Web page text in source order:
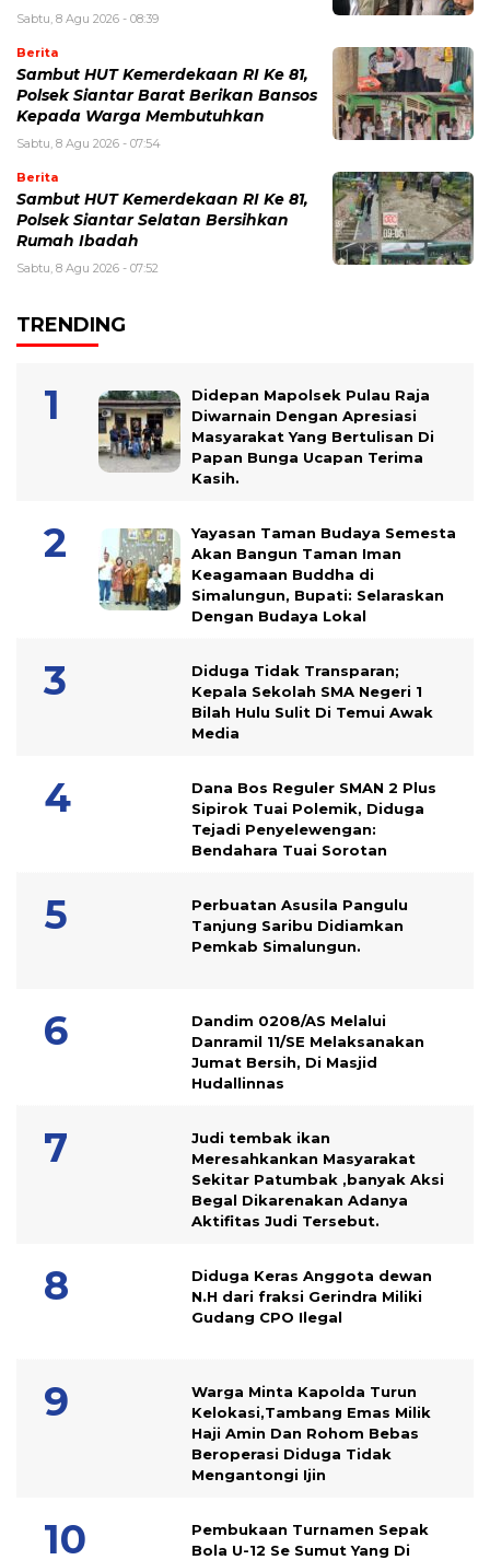
Sabtu, 8 Agu 2026 - 08:39
Berita
Sambut HUT Kemerdekaan RI Ke 81,
Polsek Siantar Barat Berikan Bansos
Kepada Warga Membutuhkan
Sabtu, 8 Agu 2026 - 07:54
Berita
Sambut HUT Kemerdekaan RI Ke 81,
Polsek Siantar Selatan Bersihkan
Rumah Ibadah
Sabtu, 8 Agu 2026 - 07:52
TRENDING
Didepan Mapolsek Pulau Raja
Diwarnain Dengan Apresiasi
Masyarakat Yang Bertulisan Di
Papan Bunga Ucapan Terima
Kasih.
Yayasan Taman Budaya Semesta
Akan Bangun Taman Iman
Keagamaan Buddha di
Simalungun, Bupati: Selaraskan
Dengan Budaya Lokal
Diduga Tidak Transparan;
Kepala Sekolah SMA Negeri 1
Bilah Hulu Sulit Di Temui Awak
Media
Dana Bos Reguler SMAN 2 Plus
Sipirok Tuai Polemik, Diduga
Tejadi Penyelewengan:
Bendahara Tuai Sorotan
Perbuatan Asusila Pangulu
Tanjung Saribu Didiamkan
Pemkab Simalungun.
Dandim 0208/AS Melalui
Danramil 11/SE Melaksanakan
Jumat Bersih, Di Masjid
Hudallinnas
Judi tembak ikan
Meresahkankan Masyarakat
Sekitar Patumbak ,banyak Aksi
Begal Dikarenakan Adanya
Aktifitas Judi Tersebut.
Diduga Keras Anggota dewan
N.H dari fraksi Gerindra Miliki
Gudang CPO Ilegal
Warga Minta Kapolda Turun
Kelokasi,Tambang Emas Milik
Haji Amin Dan Rohom Bebas
Beroperasi Diduga Tidak
Mengantongi Ijin
Pembukaan Turnamen Sepak
Bola U-12 Se Sumut Yang Di